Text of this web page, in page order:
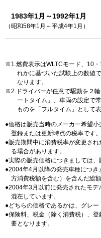
1983年1月～1992年1月
（昭和58年1月～平成4年1月）
1.燃費表示はWLTCモード、10
れかに基づいた試験上の数値
なります。
2.ドライバーが任意で駆動を２
ートタイム」、車両の設定で
ものを「フルタイム」として
価格は販売当時のメーカー希望
登録または更新時点の税率です。
販売期間中に消費税率が変更さ
る場合があります。
実際の販売価格につきましては、
2004年4月以降の発売車種につ
方消費税額を含む）を含んだ総
2004年3月以前に発売されたモ
混在しています。
どちらの価格であるかは、グレー
保険料、税金（除く消費税）、
要となります。